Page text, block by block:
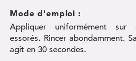
Mode d'emploi :
Appliquer uniformément
essorés. Rincer abondamment.
agit en 30 secondes.